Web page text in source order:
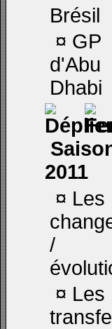
Brésil
¤ GP
d'Abu
Dhabi
2011
¤ Les
/
¤ Les